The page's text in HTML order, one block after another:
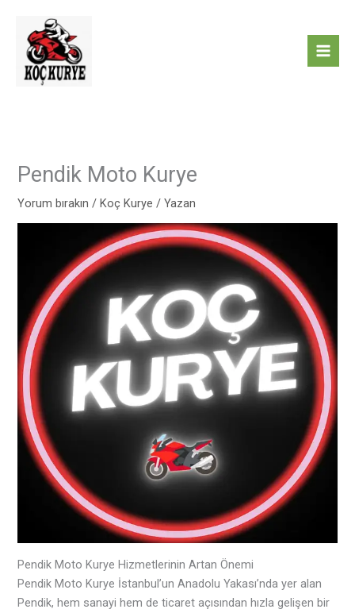
Pendik Moto Kurye
Yorum bırakın /Koç Kurye / Yazan
Pendik Moto Kurye Hizmetlerinin Artan Önemi
Pendik Moto Kurye İstanbul’un Anadolu Yakası’nda yer alan
Pendik, hem sanayi hem de ticaret açısından hızla gelişen bir